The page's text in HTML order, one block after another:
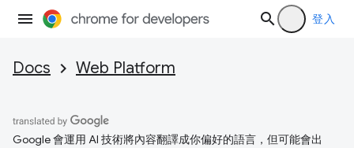
登入
Docs Web Platform
Google 會運用 AI 技術將內容翻譯成你偏好的語言，但可能會出